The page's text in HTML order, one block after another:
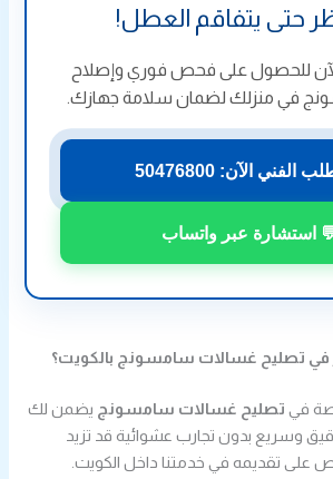
حتى يتفاقم العطل!
للحصول على فحص فوري وإصلاح
في منزلك لضمان سلامة جهازك.
الفني الآن: 50476800
استشارة عبر واتساب
في تصليح غسالات سامسونج بالكويت؟
في تصليح غسالات سامسونج يضمن لك
وسريع بدون تجارب عشوائية قد تزيد
على تقديمه في خدمتنا داخل الكويت.